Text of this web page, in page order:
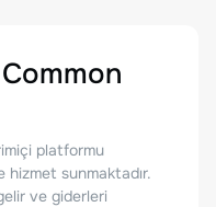
platformu
hizmet sunmaktadır.
ve giderleri